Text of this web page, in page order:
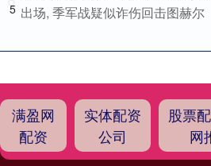
5 出场, 季军战疑似诈伤回击图赫尔
满盈网
配资
实体配资
公司
股票
网